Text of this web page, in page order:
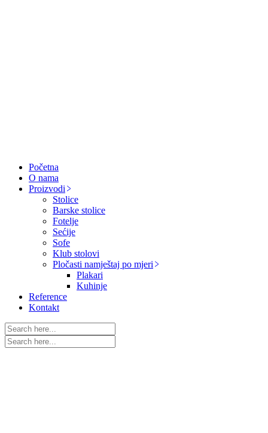
Početna
O nama
Proizvodi
Stolice
Barske stolice
Fotelje
Sećije
Sofe
Klub stolovi
Pločasti namještaj po mjeri
Plakari
Kuhinje
Reference
Kontakt